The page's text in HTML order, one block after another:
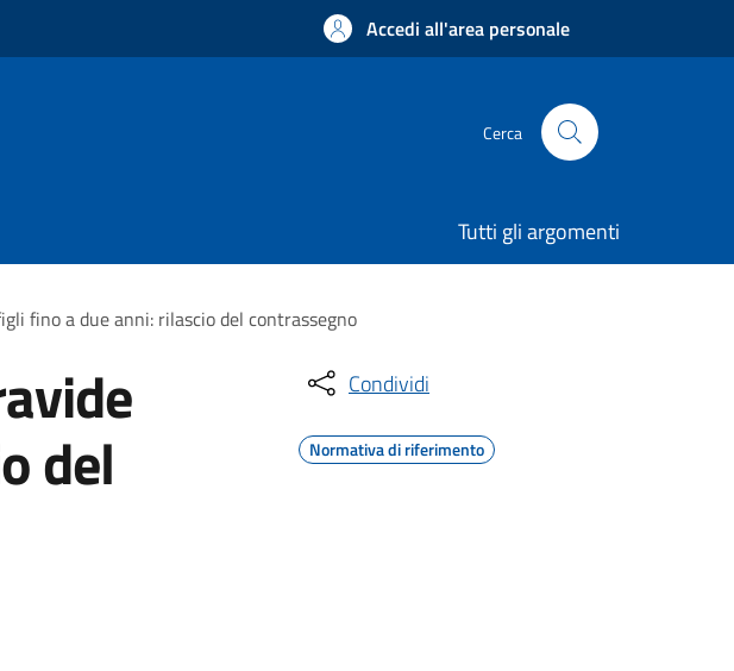
Accedi all'area personale
Cerca
Tutti gli argomenti
fino a due anni: rilascio del contrassegno
del
Condividi
Normativa di riferimento